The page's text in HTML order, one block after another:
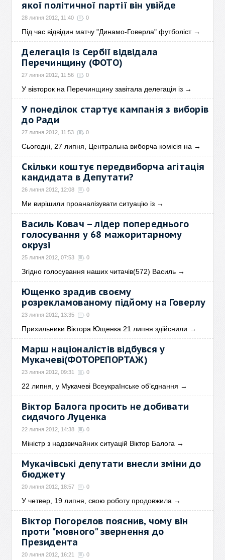
якої політичної партії він увійде
28 липня 2012, 11:40 0
Під час відвідин матчу "Динамо-Говерла" футболіст→
Делегація із Сербії відвідала
Перечинщину (ФОТО)
27 липня 2012, 11:56 0
У вівторок на Перечинщину завітала делегація із →
У понеділок стартує кампанія з виборів
до Ради
27 липня 2012, 11:53 0
Сьогодні, 27 липня, Центральна виборча комісія на →
Скільки коштує передвиборча агітація
кандидата в Депутати?
26 липня 2012, 12:08 0
Ми вирішили проаналізувати ситуацію із →
Василь Ковач – лідер попереднього
голосування у 68 мажоритарному
окрузі
25 липня 2012, 07:53 0
Згідно голосування наших читачів(572) Василь →
Ющенко зрадив своєму
розрекламованому підйому на Говерлу
23 липня 2012, 13:35 0
Прихильники Віктора Ющенка 21 липня здійснили →
Марш націоналістів відбувся у
Мукачеві(ФОТОРЕПОРТАЖ)
23 липня 2012, 09:31 0
22 липня, у Мукачеві Всеукраїнське об’єднання →
Віктор Балога просить не добивати
сидячого Луценка
22 липня 2012, 14:38 0
Міністр з надзвичайних ситуацій Віктор Балога →
Мукачівські депутати внесли зміни до
бюджету
20 липня 2012, 18:57 0
У четвер, 19 липня, свою роботу продовжила →
Віктор Погорєлов пояснив, чому він
проти "мовного" звернення до
Президента
20 липня 2012, 16:21 0